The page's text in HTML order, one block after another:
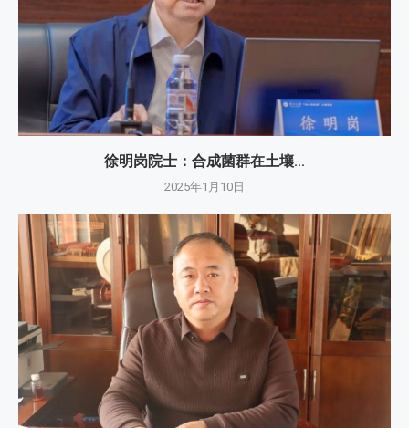
徐明岗院士：​合成菌群在土壤...
2025年1月10日